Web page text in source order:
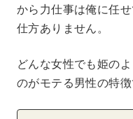
から力仕事は俺に任
仕方ありません。
どんな女性でも姫の
のがモテる男性の特徴